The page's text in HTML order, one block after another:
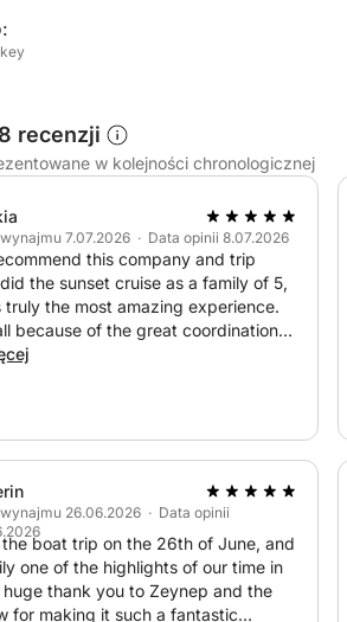
przygotowany lunch zostanie
widok na morze. Pozwoli Ci to w
od tego, czy szukasz przygody,
dnia na morzu z bliskimi, nasz
dopasowane do Twoich
napoje bezalkoholowe i
recenzji
w kolejności chronologicznej
7.07.2026 · Data opinii 8.07.2026
this company and trip
the sunset cruise as a family of 5,
truly the most amazing experience.
because of the great coordination
from both Zeynep and the
one thing to do on your holiday in
be this, as the value for money
Thank you so much for the best
of our holiday!
26.06.2026 · Data opinii
the boat trip on the 26th of June, and
one of the highlights of our time in
huge thank you to Zeynep and the
for making it such a fantastic